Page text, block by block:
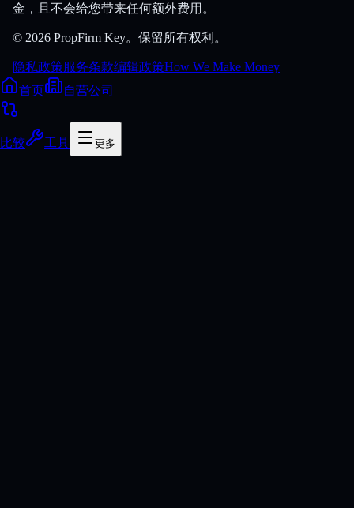
金，且不会给您带来任何额外费用。
© 2026 PropFirm Key。保留所有权利。
隐私政策服务条款编辑政策How We Make Money
首页
自营公司
比较 工具 更多